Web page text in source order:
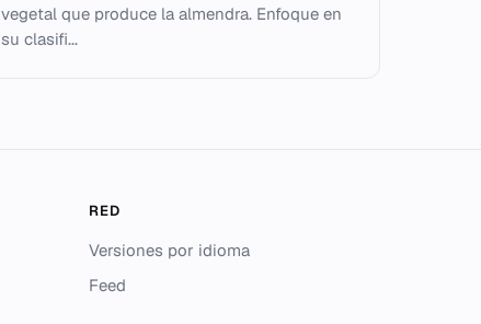
vegetal que produce la almendra. Enfoque en
su clasifi...
RED
Versiones por idioma
Feed